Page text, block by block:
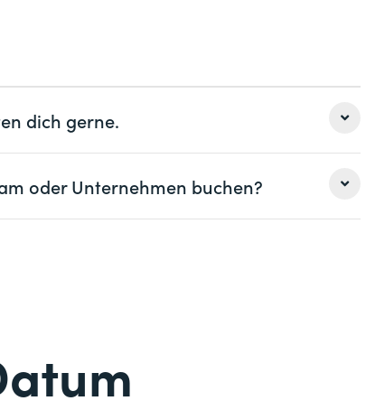
einsetzen
dich gerne.
Nachname *
oder Unternehmen buchen?
Telefon *